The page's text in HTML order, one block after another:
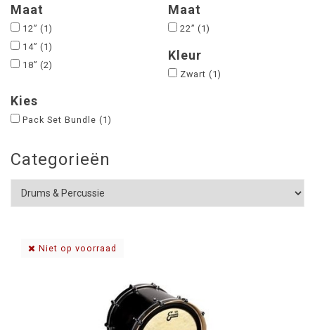
Maat
12” (1)
14” (1)
18” (2)
Maat
22” (1)
Kleur
Zwart (1)
Kies
Pack Set Bundle (1)
Categorieën
Niet op voorraad